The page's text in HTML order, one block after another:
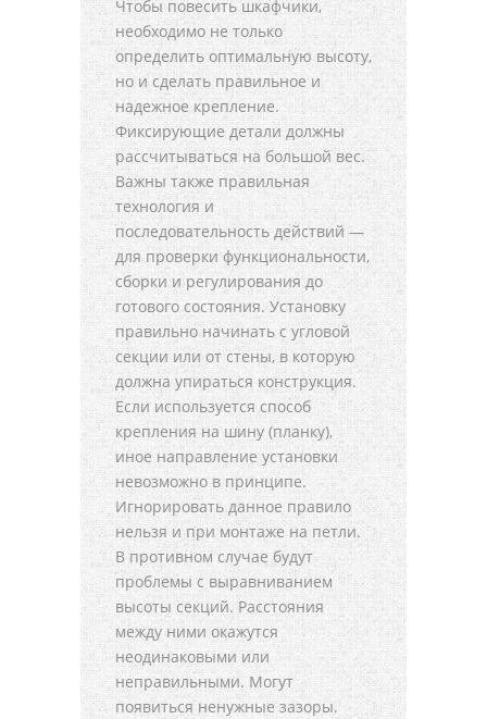
Чтобы повесить шкафчики,
необходимо не только
определить оптимальную высоту,
но и сделать правильное и
надежное крепление.
Фиксирующие детали должны
рассчитываться на большой вес.
Важны также правильная
технология и
последовательность действий —
для проверки функциональности,
сборки и регулирования до
готового состояния. Установку
правильно начинать с угловой
секции или от стены, в которую
должна упираться конструкция.
Если используется способ
крепления на шину (планку),
иное направление установки
невозможно в принципе.
Игнорировать данное правило
нельзя и при монтаже на петли.
В противном случае будут
проблемы с выравниванием
высоты секций. Расстояния
между ними окажутся
неодинаковыми или
неправильными. Могут
появиться ненужные зазоры.